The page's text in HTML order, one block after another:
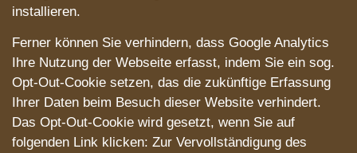
installieren.
Ferner können Sie verhindern, dass Google Analytics
Ihre Nutzung der Webseite erfasst, indem Sie ein sog.
Opt-Out-Cookie setzen, das die zukünftige Erfassung
Ihrer Daten beim Besuch dieser Website verhindert.
Das Opt-Out-Cookie wird gesetzt, wenn Sie auf
folgenden Link klicken: Zur Vervollständigung des